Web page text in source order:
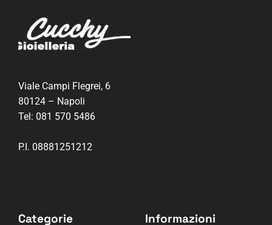
Viale Campi Flegrei, 6
80124 – Napoli
Tel: 081 570 5486
P.I. 08881251212
Categorie Informazioni